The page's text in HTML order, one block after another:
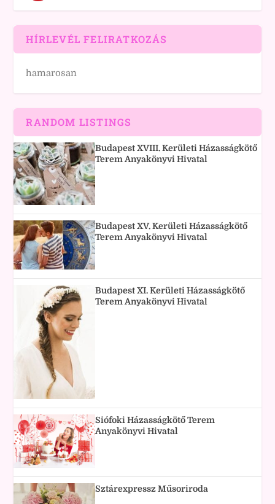
HÍRLEVÉL FELIRATKOZÁS
hamarosan
RANDOM LISTINGS
Budapest XVIII. Kerületi Házasságkötő
Terem Anyakönyvi Hivatal
Budapest XV. Kerületi Házasságkötő
Terem Anyakönyvi Hivatal
Budapest XI. Kerületi Házasságkötő
Terem Anyakönyvi Hivatal
Siófoki Házasságkötő Terem
Anyakönyvi Hivatal
Sztárexpressz Műsoriroda